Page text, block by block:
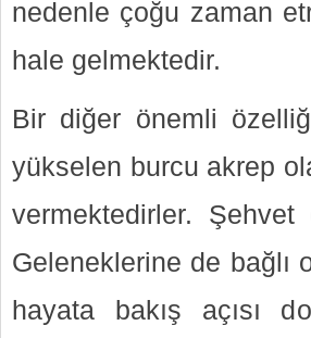
nedenle çoğu zaman
hale gelmektedir.
Bir diğer önemli
yükselen burcu akrep
vermektedirler.
Geleneklerine de bağlı
hayata bakış açısı